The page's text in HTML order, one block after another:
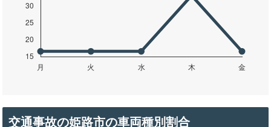
交通事故の姫路市の車両種別割合